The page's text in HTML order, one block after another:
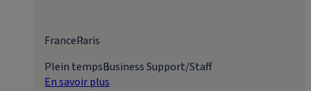
FranceParis
Plein tempsBusiness Support/Staff
En savoir plus